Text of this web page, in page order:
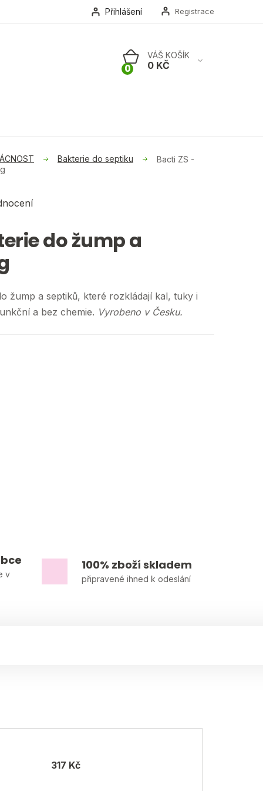
Přihlášení Registrace
NÁKUPNÍ
Bakterie do septiku
Bacti ZS -
do žump a
žump a septiků, které rozkládají kal, tuky i
a bez chemie. Vyrobeno v Česku.
v
100% zboží skladem
připravené ihned k odeslání
317 Kč